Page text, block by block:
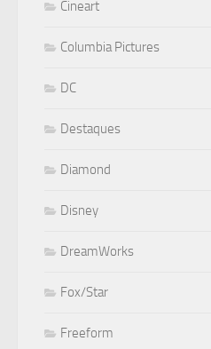
Cineart
Columbia Pictures
DC
Destaques
Diamond
Disney
DreamWorks
Fox/Star
Freeform